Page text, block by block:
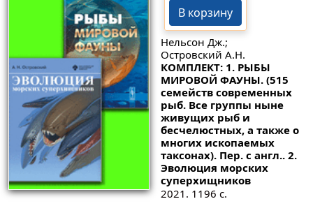
В корзину
Нельсон Дж.;
Островский А.Н.
КОМПЛЕКТ: 1. РЫБЫ
МИРОВОЙ ФАУНЫ. (515
семейств современных
рыб. Все группы ныне
живущих рыб и
бесчелюстных, а также о
многих ископаемых
таксонах). Пер. с англ.. 2.
Эволюция морских
суперхищников
2021. 1196 с.